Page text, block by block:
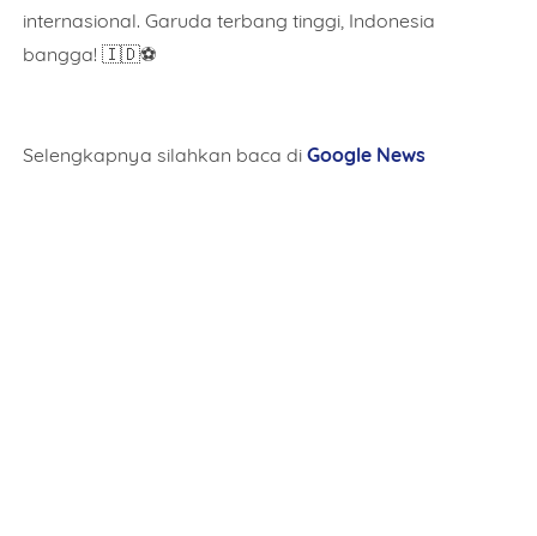
internasional. Garuda terbang tinggi, Indonesia
bangga! 🇮🇩⚽
Selengkapnya silahkan baca diGoogle News